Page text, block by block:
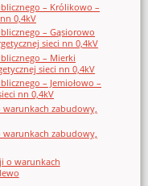
– Królikowo –
0,4kV
– Gąsiorowo
sieci nn 0,4kV
– Mierki
sieci nn 0,4kV
– Jemiołowo –
nn 0,4kV
zabudowy,
zabudowy,
o warunkach